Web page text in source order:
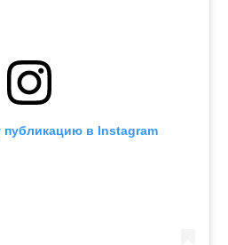
публикацию в Instagram